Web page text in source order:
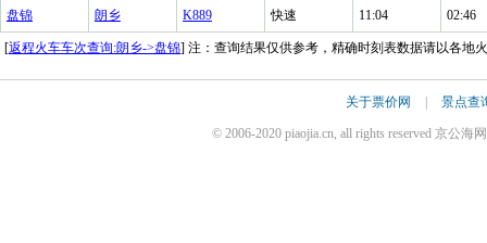
盘锦 朗乡 K889 快速 11:04 02:46
[返程火车车次查询:朗乡->盘锦] 注：查询结果仅供参考，精确时刻表数据请以各地
关于票价网 | 景点查
© 2006-2020 piaojia.cn, all rights reserved 京公海